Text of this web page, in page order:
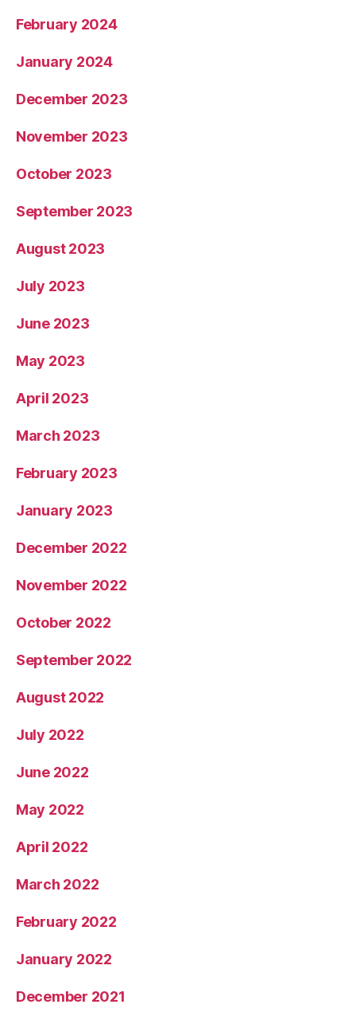
February 2024
January 2024
December 2023
November 2023
October 2023
September 2023
August 2023
July 2023
June 2023
May 2023
April 2023
March 2023
February 2023
January 2023
December 2022
November 2022
October 2022
September 2022
August 2022
July 2022
June 2022
May 2022
April 2022
March 2022
February 2022
January 2022
December 2021